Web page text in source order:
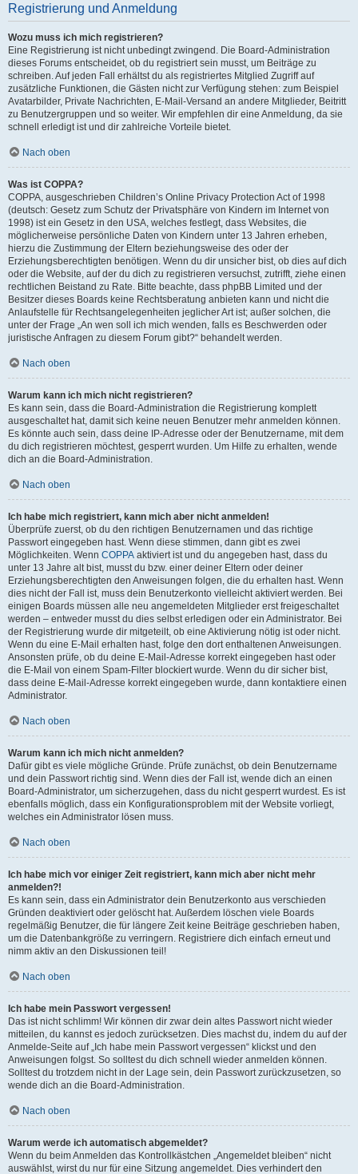
Registrierung und Anmeldung
Wozu muss ich mich registrieren?
Eine Registrierung ist nicht unbedingt zwingend. Die Board-Administration
dieses Forums entscheidet, ob du registriert sein musst, um Beiträge zu
schreiben. Auf jeden Fall erhältst du als registriertes Mitglied Zugriff auf
zusätzliche Funktionen, die Gästen nicht zur Verfügung stehen: zum Beispiel
Avatarbilder, Private Nachrichten, E-Mail-Versand an andere Mitglieder, Beitritt
zu Benutzergruppen und so weiter. Wir empfehlen dir eine Anmeldung, da sie
schnell erledigt ist und dir zahlreiche Vorteile bietet.
Nach oben
Was ist COPPA?
COPPA, ausgeschrieben Children’s Online Privacy Protection Act of 1998
(deutsch: Gesetz zum Schutz der Privatsphäre von Kindern im Internet von
1998) ist ein Gesetz in den USA, welches festlegt, dass Websites, die
möglicherweise persönliche Daten von Kindern unter 13 Jahren erheben,
hierzu die Zustimmung der Eltern beziehungsweise des oder der
Erziehungsberechtigten benötigen. Wenn du dir unsicher bist, ob dies auf dich
oder die Website, auf der du dich zu registrieren versuchst, zutrifft, ziehe einen
rechtlichen Beistand zu Rate. Bitte beachte, dass phpBB Limited und der
Besitzer dieses Boards keine Rechtsberatung anbieten kann und nicht die
Anlaufstelle für Rechtsangelegenheiten jeglicher Art ist; außer solchen, die
unter der Frage „An wen soll ich mich wenden, falls es Beschwerden oder
juristische Anfragen zu diesem Forum gibt?“ behandelt werden.
Nach oben
Warum kann ich mich nicht registrieren?
Es kann sein, dass die Board-Administration die Registrierung komplett
ausgeschaltet hat, damit sich keine neuen Benutzer mehr anmelden können.
Es könnte auch sein, dass deine IP-Adresse oder der Benutzername, mit dem
du dich registrieren möchtest, gesperrt wurden. Um Hilfe zu erhalten, wende
dich an die Board-Administration.
Nach oben
Ich habe mich registriert, kann mich aber nicht anmelden!
Überprüfe zuerst, ob du den richtigen Benutzernamen und das richtige
Passwort eingegeben hast. Wenn diese stimmen, dann gibt es zwei
Möglichkeiten. Wenn COPPA aktiviert ist und du angegeben hast, dass du
unter 13 Jahre alt bist, musst du bzw. einer deiner Eltern oder deiner
Erziehungsberechtigten den Anweisungen folgen, die du erhalten hast. Wenn
dies nicht der Fall ist, muss dein Benutzerkonto vielleicht aktiviert werden. Bei
einigen Boards müssen alle neu angemeldeten Mitglieder erst freigeschaltet
werden – entweder musst du dies selbst erledigen oder ein Administrator. Bei
der Registrierung wurde dir mitgeteilt, ob eine Aktivierung nötig ist oder nicht.
Wenn du eine E-Mail erhalten hast, folge den dort enthaltenen Anweisungen.
Ansonsten prüfe, ob du deine E-Mail-Adresse korrekt eingegeben hast oder
die E-Mail von einem Spam-Filter blockiert wurde. Wenn du dir sicher bist,
dass deine E-Mail-Adresse korrekt eingegeben wurde, dann kontaktiere einen
Administrator.
Nach oben
Warum kann ich mich nicht anmelden?
Dafür gibt es viele mögliche Gründe. Prüfe zunächst, ob dein Benutzername
und dein Passwort richtig sind. Wenn dies der Fall ist, wende dich an einen
Board-Administrator, um sicherzugehen, dass du nicht gesperrt wurdest. Es ist
ebenfalls möglich, dass ein Konfigurationsproblem mit der Website vorliegt,
welches ein Administrator lösen muss.
Nach oben
Ich habe mich vor einiger Zeit registriert, kann mich aber nicht mehr
anmelden?!
Es kann sein, dass ein Administrator dein Benutzerkonto aus verschieden
Gründen deaktiviert oder gelöscht hat. Außerdem löschen viele Boards
regelmäßig Benutzer, die für längere Zeit keine Beiträge geschrieben haben,
um die Datenbankgröße zu verringern. Registriere dich einfach erneut und
nimm aktiv an den Diskussionen teil!
Nach oben
Ich habe mein Passwort vergessen!
Das ist nicht schlimm! Wir können dir zwar dein altes Passwort nicht wieder
mitteilen, du kannst es jedoch zurücksetzen. Dies machst du, indem du auf der
Anmelde-Seite auf „Ich habe mein Passwort vergessen“ klickst und den
Anweisungen folgst. So solltest du dich schnell wieder anmelden können.
Solltest du trotzdem nicht in der Lage sein, dein Passwort zurückzusetzen, so
wende dich an die Board-Administration.
Nach oben
Warum werde ich automatisch abgemeldet?
Wenn du beim Anmelden das Kontrollkästchen „Angemeldet bleiben“ nicht
auswählst, wirst du nur für eine Sitzung angemeldet. Dies verhindert den